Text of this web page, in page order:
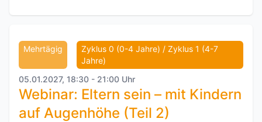
Mehrtägig
Zyklus 0 (0-4 Jahre) / Zyklus 1 (4-7
Jahre)
05.01.2027, 18:30 - 21:00 Uhr
Webinar: Eltern sein – mit Kindern
auf Augenhöhe (Teil 2)